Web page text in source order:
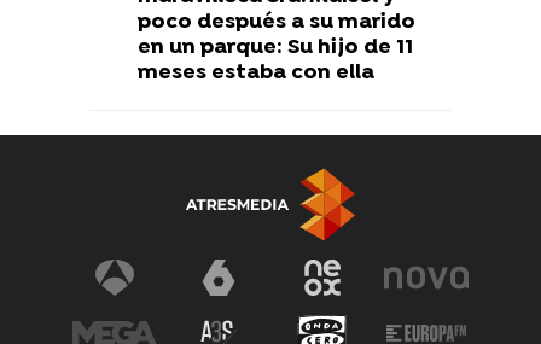
poco después a su marido
en un parque: Su hijo de 11
meses estaba con ella